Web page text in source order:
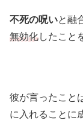
不死の呪いと融
無効化したこと
彼が言ったこと
に入れることに